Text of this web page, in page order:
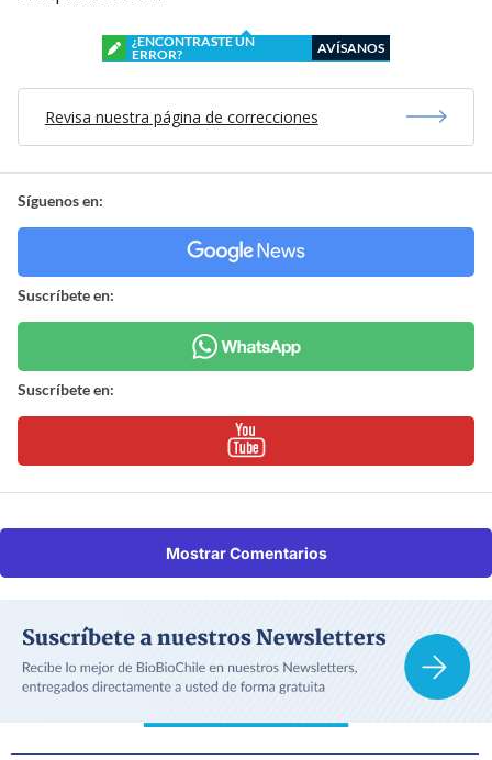
¿ENCONTRASTE UN
ERROR?
AVÍSANOS
Revisa nuestra página de correcciones
Síguenos en:
Suscríbete en:
Suscríbete en:
Mostrar Comentarios